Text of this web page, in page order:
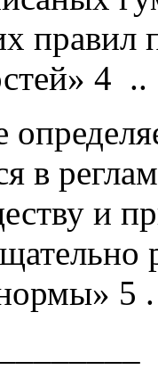
правил
4 ..
в
и
5 .